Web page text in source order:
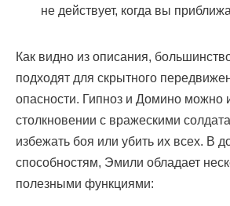
не действует, когда вы
Как видно из описания,
подходят для скрытного
опасности. Гипноз и Домино можно
столкновении с вражескими
избежать боя или убить их всех. В
способностям, Эмили обладает
полезными функциями: